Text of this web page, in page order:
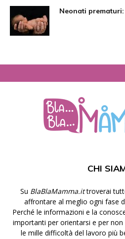
Neonati
CHI
Su BlaBlaMamma.ittroverai
affrontare al meglio ogni fase
Perché le informazioni e la
importanti per orientarsi e per
le mille difficoltà del lavoro più